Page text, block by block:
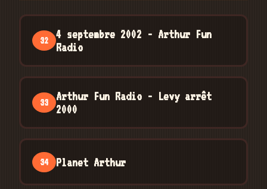
32
4 septembre 2002 - Arthur Fun
Radio
33
Arthur Fun Radio - Levy arrêt
2000
34 Planet Arthur